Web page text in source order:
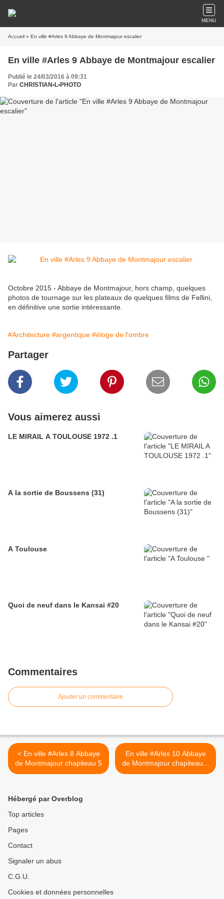
MENU
Accueil » En ville #Arles 9 Abbaye de Montmajour escalier
En ville #Arles 9 Abbaye de Montmajour escalier
Publié le 24/03/2016 à 09:31
Par CHRISTIAN•L•PHOTO
Octobre 2015 - Abbaye de Montmajour, hors champ, quelques
photos de tournage sur les plateaux de quelques films de Fellini,
en définitive une sortie intéressante.
#Architecture #argentique #éloge de l'ombre
Partager
Vous aimerez aussi
LE MIRAIL A TOULOUSE 1972 .1
A la sortie de Boussens (31)
A Toulouse
Quoi de neuf dans le Kansai #20
Commentaires
Ajouter un commentaire
< En ville #Arles 8 Abbaye
de Montmajour chapiteau 5
En ville #Arles 10 Abbaye
de Montmajour chapiteau 6
>
Hébergé par Overblog
Top articles
Pages
Contact
Signaler un abus
C.G.U.
Cookies et données personnelles